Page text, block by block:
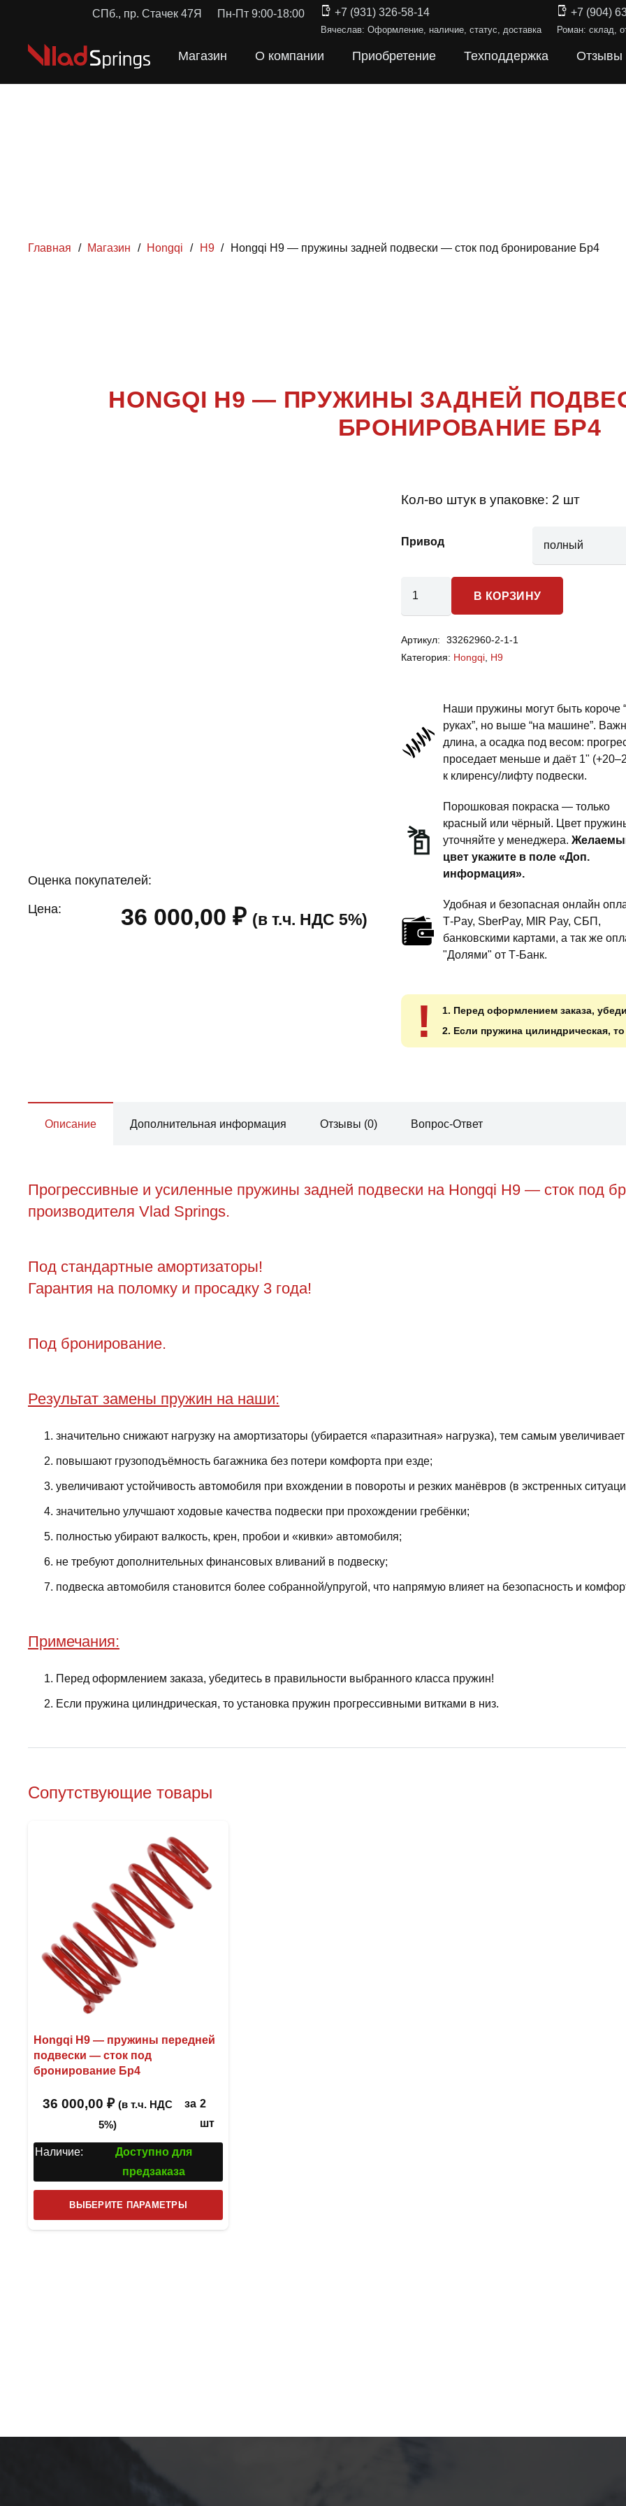
СПб., пр. Стачек 47Я Пн-Пт 9:00-18:00 +7 (931) 326-58-14
Вячеслав: Оформление, наличие, статус, доставка
+7 (904)
Роман: склад,
Магазин О компании Приобретение Техподдержка Отзывы
Главная / Магазин / Hongqi / H9 / Hongqi H9 — пружины задней подвески — сток под бронирование Бр4
HONGQI,
HONGQI H9 — ПРУЖИНЫ ЗАДНЕЙ
БРОНИРОВАНИЕ БР4
Оценка покупателей:
Цена: 36 000,00₽ (в т.ч. НДС 5%)
Кол-во штук в упаковке: 2 шт
Привод
H9
-
подвески
сток
бронирование
В КОРЗИНУ
Артикул:
33262960-2-1-1
Категория: Hongqi H9
Наши пружины могут быть короче
руках”, но выше “на машине”.
длина, а осадка под весом:
проседает меньше и даёт 1"
к клиренсу/лифту подвески.
Порошковая покраска — только
красный или чёрный. Цвет
уточняйте у менеджера.
цвет укажите в поле «Доп.
информация».
Удобная и безопасная онлайн
T‑Pay, SberPay, MIR Pay, СБП,
банковскими картами, а так же
"Долями" от Т-Банк.
!
1. Перед оформлением заказа,
2. Если пружина цилиндрическая,
Описание Дополнительная информация Отзывы (0) Вопрос-Ответ
Прогрессивные и усиленные пружины задней подвески на Hongqi H9 — сток под
производителя Vlad Springs.
Под стандартные амортизаторы!
Гарантия на поломку и просадку 3 года!
Под бронирование.
Результат замены пружин на наши:
значительно снижают нагрузку на амортизаторы (убирается «паразитная» нагрузка), тем самым
повышают грузоподъёмность багажника без потери комфорта при езде;
увеличивают устойчивость автомобиля при вхождении в повороты и резких манёвров (в экстренных
значительно улучшают ходовые качества подвески при прохождении гребёнки;
полностью убирают валкость, крен, пробои и «кивки» автомобиля;
не требуют дополнительных финансовых вливаний в подвеску;
подвеска автомобиля становится более собранной/упругой, что напрямую влияет на безопасность и
Примечания:
Перед оформлением заказа, убедитесь в правильности выбранного класса пружин!
Если пружина цилиндрическая, то установка пружин прогрессивными витками в низ.
Сопутствующие товары
Hongqi H9 — пружины передней
подвески — сток под
бронирование Бр4
36 000,00 ₽ (в т.ч. НДС
5%)
за 2
шт
Наличие:
Доступно для
предзаказа
ВЫБЕРИТЕ ПАРАМЕТРЫ
товар